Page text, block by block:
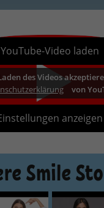
YouTube-Video laden
des Videos
von
anzeigen
Smile